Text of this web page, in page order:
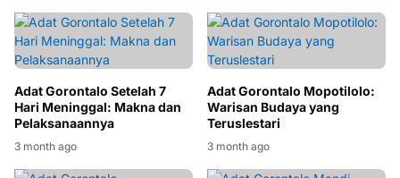
Adat Gorontalo Setelah 7
Hari Meninggal: Makna dan
Pelaksanaannya
3 month ago
Adat Gorontalo Mopotilolo:
Warisan Budaya yang
Teruslestari
3 month ago